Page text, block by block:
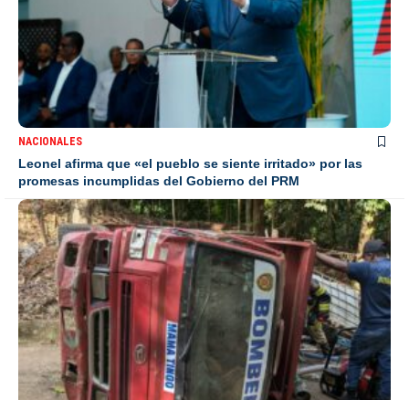
NACIONALES
Leonel afirma que «el pueblo se siente irritado» por las
promesas incumplidas del Gobierno del PRM